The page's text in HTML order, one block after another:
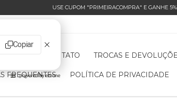
USE CUPOM "PRIMEIRACOMPRA" E GANHE
CONTATO TROCAS E
FREQUENTES POLÍTICA DE PRIVACIDADE